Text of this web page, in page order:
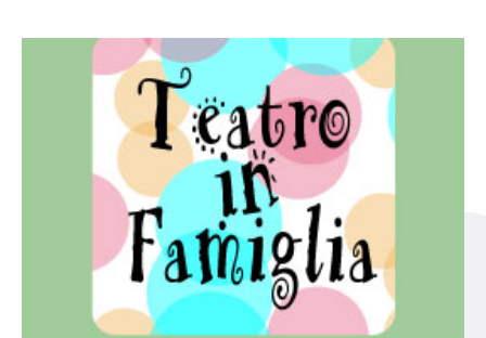
Teatro in famiglia
Teatro In Famiglia è una rassegna di teatro concepita
per far condividere e godere del teatro all’intera
famiglia.
Continua